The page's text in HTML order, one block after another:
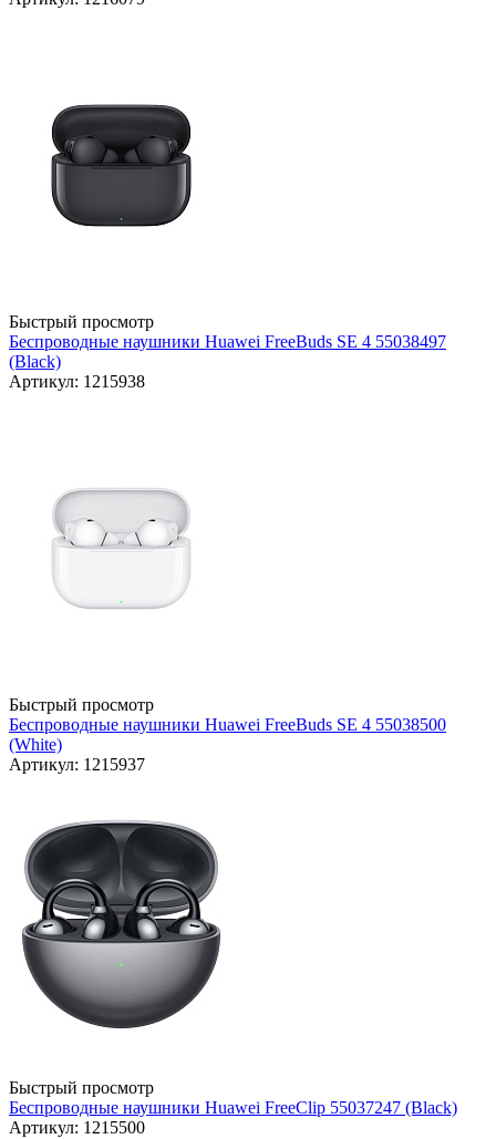
Быстрый просмотр
Беспроводные наушники Huawei FreeBuds SE 4 55038497
(Black)
Артикул: 1215938
Быстрый просмотр
Беспроводные наушники Huawei FreeBuds SE 4 55038500
(White)
Артикул: 1215937
Быстрый просмотр
Беспроводные наушники Huawei FreeClip 55037247 (Black)
Артикул: 1215500